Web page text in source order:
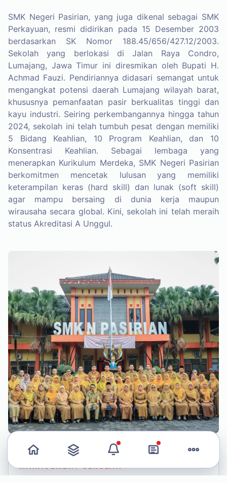
SMK Negeri Pasirian, yang juga dikenal sebagai SMK
Perkayuan, resmi didirikan pada 15 Desember 2003
berdasarkan SK Nomor 188.45/656/427.12/2003.
Sekolah yang berlokasi di Jalan Raya Condro,
Lumajang, Jawa Timur ini diresmikan oleh Bupati H.
Achmad Fauzi. Pendiriannya didasari semangat untuk
mengangkat potensi daerah Lumajang wilayah barat,
khususnya pemanfaatan pasir berkualitas tinggi dan
kayu industri. Seiring perkembangannya hingga tahun
2024, sekolah ini telah tumbuh pesat dengan memiliki
5 Bidang Keahlian, 10 Program Keahlian, dan 10
Konsentrasi Keahlian. Sebagai lembaga yang
menerapkan Kurikulum Merdeka, SMK Negeri Pasirian
berkomitmen mencetak lulusan yang memiliki
keterampilan keras (hard skill) dan lunak (soft skill)
agar mampu bersaing di dunia kerja maupun
wirausaha secara global. Kini, sekolah ini telah meraih
status Akreditasi A Unggul.
MANAGEMENT SEKOLAH
Profil
Siswa
Agenda
Unduhan
Pengaduan
Kontak
Login Admin
Login